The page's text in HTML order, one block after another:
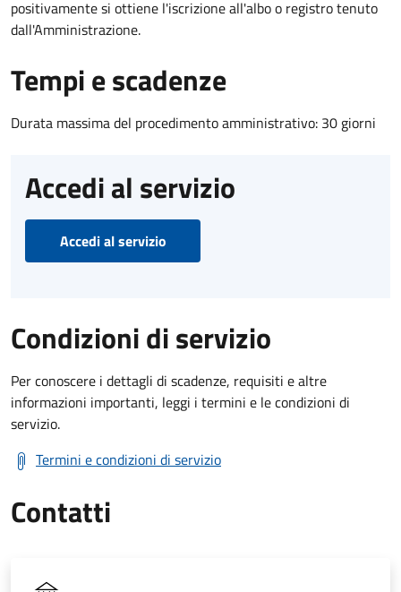
positivamente si ottiene l'iscrizione all'albo o registro tenuto
dall'Amministrazione.
Tempi e scadenze
Durata massima del procedimento amministrativo: 30 giorni
Accedi al servizio
Accedi al servizio
Condizioni di servizio
Per conoscere i dettagli di scadenze, requisiti e altre
informazioni importanti, leggi i termini e le condizioni di
servizio.
Termini e condizioni di servizio
Contatti